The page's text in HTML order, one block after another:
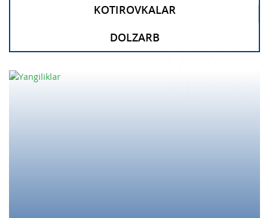
KOTIROVKALAR
DOLZARB